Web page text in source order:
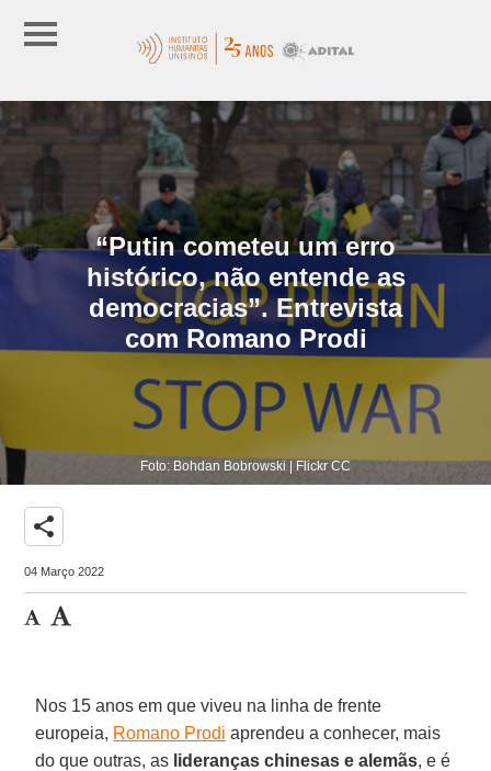
“Putin cometeu um erro
histórico, não entende as
democracias”. Entrevista
com Romano Prodi
Foto: Bohdan Bobrowski | Flickr CC
share
04 Março 2022
Nos 15 anos em que viveu na linha de frente
europeia, Romano Prodi aprendeu a conhecer, mais
do que outras, as lideranças chinesas e alemãs, e é